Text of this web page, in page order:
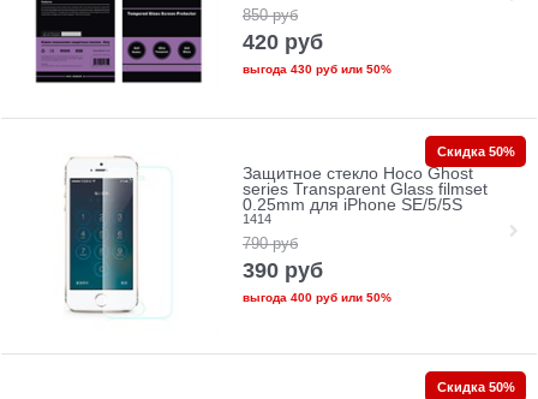
850 руб
420 руб
выгода 430 рубили 50%
Защитное стекло Hoco Ghost
series Transparent Glass filmset
0.25mm для iPhone SE/5/5S
1414
790 руб
390 руб
выгода 400 рубили 50%
Скидка 50%
Скидка 50%